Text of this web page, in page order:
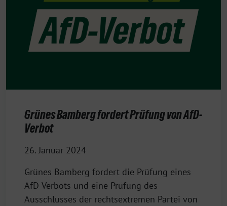
Grünes Bamberg fordert Prüfung von AfD-
Verbot
26. Januar 2024
Grünes Bamberg fordert die Prüfung eines
AfD-Verbots und eine Prüfung des
Ausschlusses der rechtsextremen Partei von